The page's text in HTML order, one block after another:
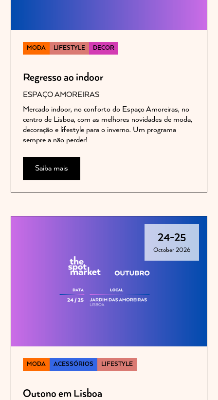
MODA LIFESTYLE DECOR
Regresso ao indoor
ESPAÇO AMOREIRAS
Mercado indoor, no conforto do Espaço Amoreiras, no
centro de Lisboa, com as melhores novidades de moda,
decoração e lifestyle para o inverno. Um programa
sempre a não perder!
Saiba mais
24-25
October 2026
MODA ACESSÓRIOS LIFESTYLE
Outono em Lisboa